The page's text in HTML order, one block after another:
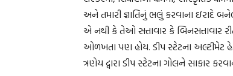
અને તમારી જ્ઞાતિનું ભલું કરવાના ઇરાદે
એ નથી કે તેઓ સત્તાવાર કે બિનસત્તાવાર
ઓળખતા પણ હોય. ડીપ સ્ટેટના
ત્રણેય દ્વારા ડીપ સ્ટેટના ગોલને સાકાર